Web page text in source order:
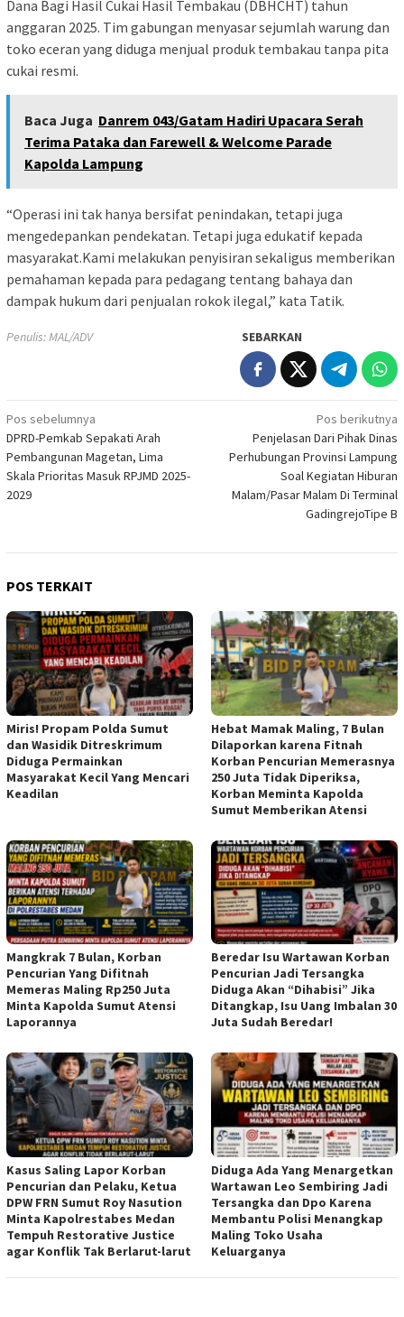
Dana Bagi Hasil Cukai Hasil Tembakau (DBHCHT) tahun
anggaran 2025. Tim gabungan menyasar sejumlah warung dan
toko eceran yang diduga menjual produk tembakau tanpa pita
cukai resmi.
Baca Juga Danrem 043/Gatam Hadiri Upacara Serah
Terima Pataka dan Farewell & Welcome Parade
Kapolda Lampung
“Operasi ini tak hanya bersifat penindakan, tetapi juga
mengedepankan pendekatan. Tetapi juga edukatif kepada
masyarakat.Kami melakukan penyisiran sekaligus memberikan
pemahaman kepada para pedagang tentang bahaya dan
dampak hukum dari penjualan rokok ilegal,” kata Tatik.
Penulis: MAL/ADV SEBARKAN
Navigasi
pos
Pos sebelumnya
DPRD-Pemkab Sepakati Arah
Pembangunan Magetan, Lima
Skala Prioritas Masuk RPJMD 2025-
2029
Pos berikutnya
Penjelasan Dari Pihak Dinas
Perhubungan Provinsi Lampung
Soal Kegiatan Hiburan
Malam/Pasar Malam Di Terminal
GadingrejoTipe B
POS TERKAIT
Miris! Propam Polda Sumut
dan Wasidik Ditreskrimum
Diduga Permainkan
Masyarakat Kecil Yang Mencari
Keadilan
Hebat Mamak Maling, 7 Bulan
Dilaporkan karena Fitnah
Korban Pencurian Memerasnya
250 Juta Tidak Diperiksa,
Korban Meminta Kapolda
Sumut Memberikan Atensi
Mangkrak 7 Bulan, Korban
Pencurian Yang Difitnah
Memeras Maling Rp250 Juta
Minta Kapolda Sumut Atensi
Laporannya
Beredar Isu Wartawan Korban
Pencurian Jadi Tersangka
Diduga Akan “Dihabisi” Jika
Ditangkap, Isu Uang Imbalan 30
Juta Sudah Beredar!
Kasus Saling Lapor Korban
Pencurian dan Pelaku, Ketua
DPW FRN Sumut Roy Nasution
Minta Kapolrestabes Medan
Tempuh Restorative Justice
agar Konflik Tak Berlarut-larut
Diduga Ada Yang Menargetkan
Wartawan Leo Sembiring Jadi
Tersangka dan Dpo Karena
Membantu Polisi Menangkap
Maling Toko Usaha
Keluarganya